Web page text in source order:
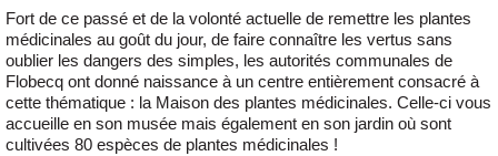
Fort de ce passé et de la volonté actuelle de remettre les plantes
médicinales au goût du jour, de faire connaître les vertus sans
oublier les dangers des simples, les autorités communales de
Flobecq ont donné naissance à un centre entièrement consacré à
cette thématique : la Maison des plantes médicinales. Celle-ci vous
accueille en son musée mais également en son jardin où sont
cultivées 80 espèces de plantes médicinales !